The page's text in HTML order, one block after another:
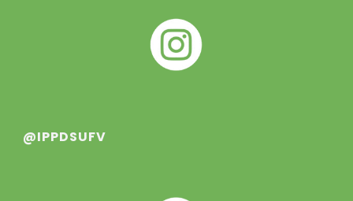
@IPPDSUFV